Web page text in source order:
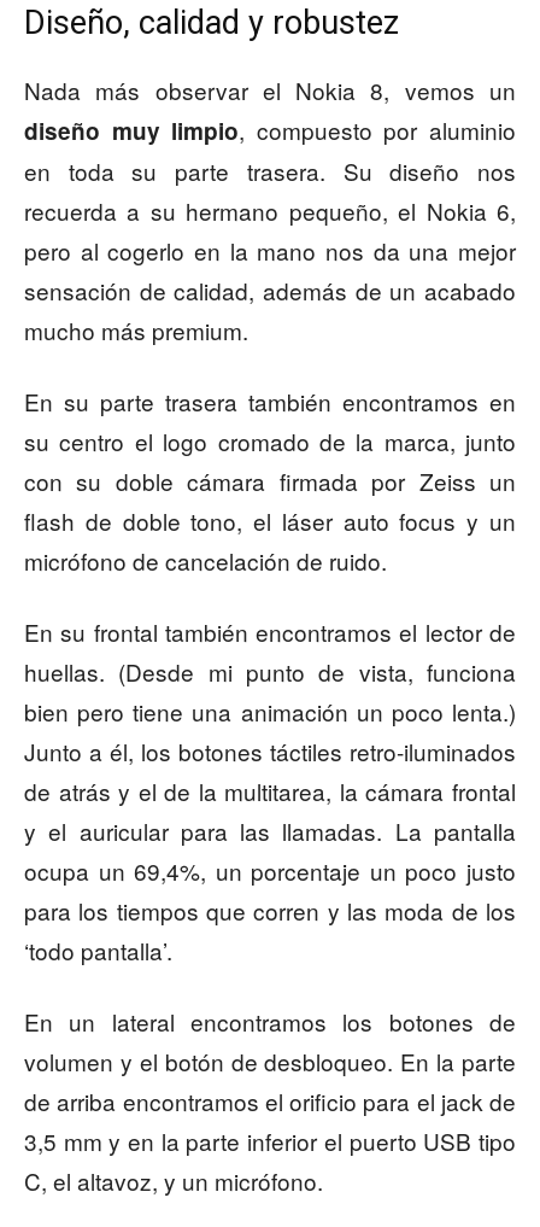
Diseño, calidad y robustez
Nada más observar el Nokia 8, vemos un
diseño muy limpio, compuesto por aluminio
en toda su parte trasera. Su diseño nos
recuerda a su hermano pequeño, el Nokia 6,
pero al cogerlo en la mano nos da una mejor
sensación de calidad, además de un acabado
mucho más premium.
En su parte trasera también encontramos en
su centro el logo cromado de la marca, junto
con su doble cámara firmada por Zeiss un
flash de doble tono, el láser auto focus y un
micrófono de cancelación de ruido.
En su frontal también encontramos el lector de
huellas. (Desde mi punto de vista, funciona
bien pero tiene una animación un poco lenta.)
Junto a él, los botones táctiles retro-iluminados
de atrás y el de la multitarea, la cámara frontal
y el auricular para las llamadas. La pantalla
ocupa un 69,4%, un porcentaje un poco justo
para los tiempos que corren y las moda de los
‘todo pantalla’.
En un lateral encontramos los botones de
volumen y el botón de desbloqueo. En la parte
de arriba encontramos el orificio para el jack de
3,5 mm y en la parte inferior el puerto USB tipo
C, el altavoz, y un micrófono.